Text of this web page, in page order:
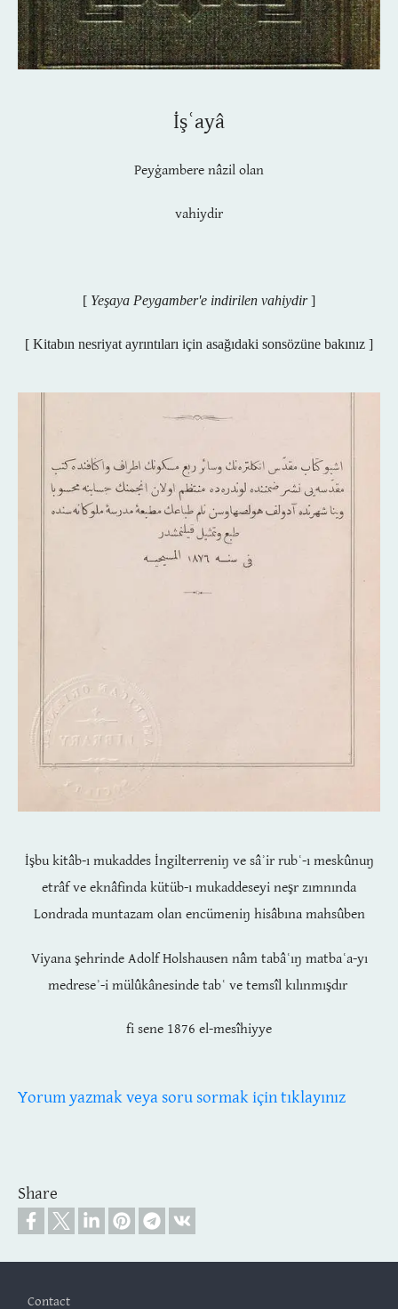
İşʿayâ
Peyġambere nâzil olan
vahiydir
[ Yeşaya Peygamber'e indirilen vahiydir]
[ Kitabın nesriyat ayrıntıları için asağıdaki sonsözüne bakınız ]
İşbu kitâb-ı mukaddes İngilterreniŋ ve sâʾir rubʿ-ı meskûnuŋ
etrâf ve eknâfinda kütüb-ı mukaddeseyi neşr zımnında
Londrada muntazam olan encümeniŋ hisâbına mahsûben
Viyana şehrinde Adolf Holshausen nâm tabâʿıŋ matbaʿa-yı
medreseʾ-i mülûkânesinde tabʿ ve temsîl kılınmışdır
fi sene 1876 el-mesîhiyye
Yorum yazmak veya soru sormak için tıklayınız
Share
Contact